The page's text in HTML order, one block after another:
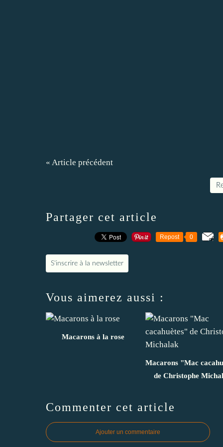
« Article précédent
Partager cet article
Repost 0
S'inscrire à la newsletter
Vous aimerez aussi :
Macarons à la rose
Macarons "Mac
de Christophe
Commenter cet article
Ajouter un commentaire